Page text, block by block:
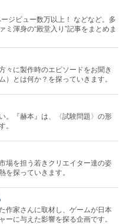
ジビュー数万以上！ などなど。多
ミ渾身の“殿堂入り”記事をまとめま
々に製作時のエピソードをお聞き
）とは何か？を探っていきます。
。『赫本』は、〈試験問題〉の形
場を担う若きクリエイター達の姿
を探っていきます。
作家さんに取材し、ゲームが日本
に与えた影響を探る企画です。